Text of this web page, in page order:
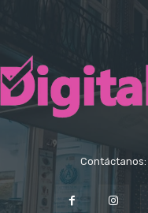
Contáctanos: